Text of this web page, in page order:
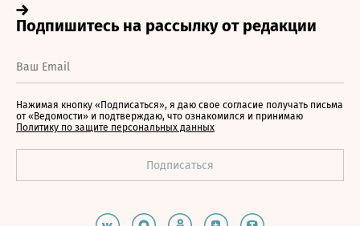
Нажимая кнопку «Подписаться», я даю свое согласие получать письма
от «Ведомости» и подтверждаю, что ознакомился и принимаю
Политику по защите персональных данных